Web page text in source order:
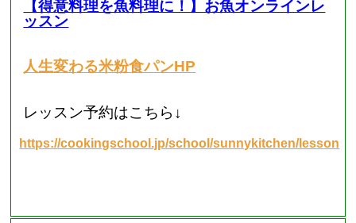
【得意料理を魚料理に！】お魚オンラインレ
ッスン
人生変わる米粉食パンHP
レッスン予約はこちら↓
https://cookingschool.jp/school/sunnykitchen/lesson